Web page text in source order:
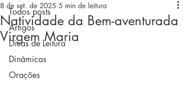
Todos posts
Artigos
Dicas de Leitura
Dinâmicas
Orações
Natividade da Bem-aventurada
Virgem Maria
8 de set. de 2025 5 min de leitura